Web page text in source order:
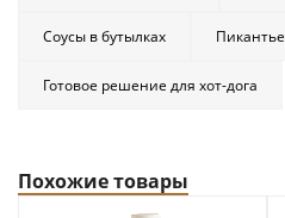
Соусы в бутылках Пикантье
Готовое решение для хот-дога
Похожие товары